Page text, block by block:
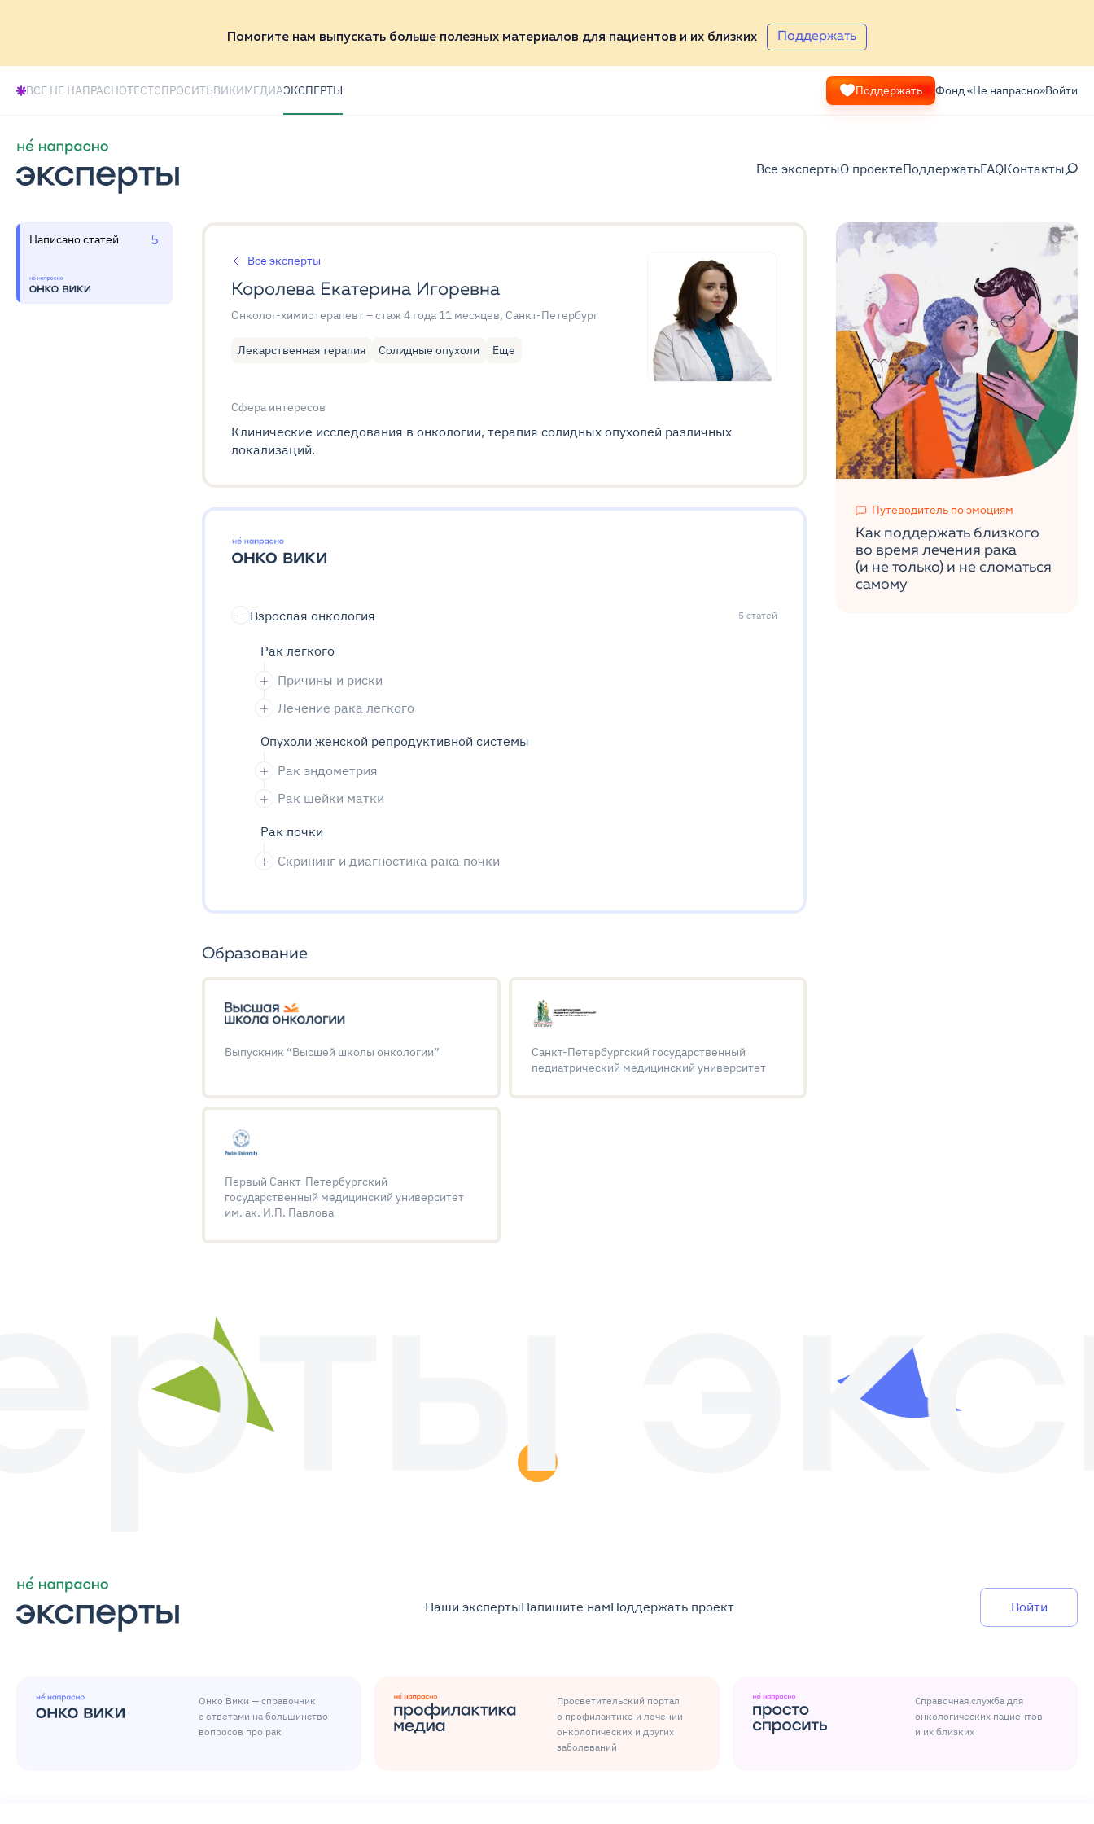
Помогите нам выпускать больше полезных материалов для пациентов и их близких Поддержать
ВСЕ НЕ НАПРАСНОТЕСТСПРОСИТЬВИКИМЕДИАЭКСПЕРТЫ Поддержать Фонд «Не напрасно»Войти
Все экспертыО проектеПоддержатьFAQКонтакты
Написано статей 5
Все эксперты
Королева Екатерина Игоревна
Онколог-химиотерапевт– стаж 4 года 11 месяцев, Санкт-Петербург
Лекарственная терапия Солидные опухоли Еще
Сфера интересов
Клинические исследования в онкологии, терапия солидных опухолей различных
локализаций.
Взрослая онкология 5 статей
Рак легкого
Причины и риски
Лечение рака легкого
Опухоли женской репродуктивной системы
Рак эндометрия
Рак шейки матки
Рак почки
Скрининг и диагностика рака почки
Образование
Выпускник “Высшей школы онкологии”
Санкт-Петербургский государственный
педиатрический медицинский университет
Первый Санкт-Петербургский
государственный медицинский университет
им. ак. И.П. Павлова
Путеводитель по эмоциям
Как поддержать близкого
во время лечения рака
(и не только) и не сломаться
самому
Наши экспертыНапишите намПоддержать проект Войти
Онко Вики — справочник
с ответами на большинство
вопросов про рак
Просветительский портал
о профилактике и лечении
онкологических и других
заболеваний
Справочная служба для
онкологических пациентов
и их близких